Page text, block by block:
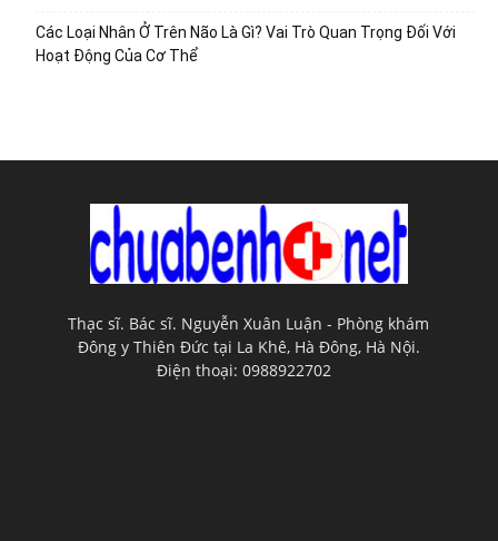
Các Loại Nhân Ở Trên Não Là Gì? Vai Trò Quan Trọng Đối Với
Hoạt Động Của Cơ Thể
Thạc sĩ. Bác sĩ. Nguyễn Xuân Luận - Phòng khám
Đông y Thiên Đức tại La Khê, Hà Đông, Hà Nội.
Điện thoại: 0988922702